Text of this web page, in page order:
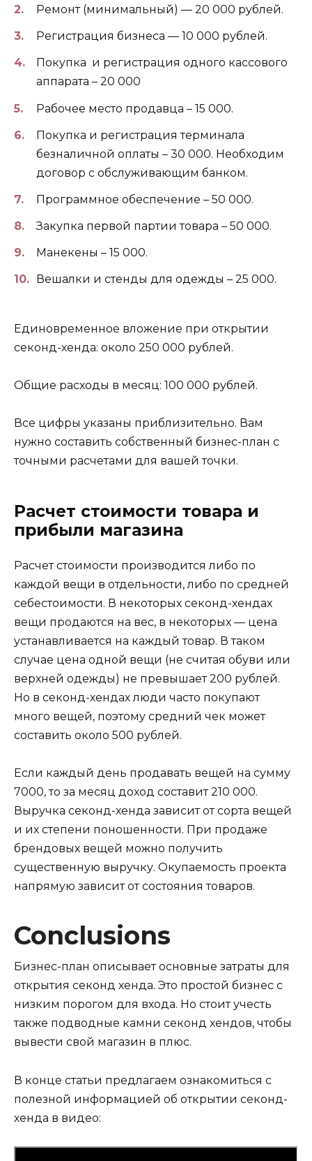
Ремонт (минимальный) — 20 000 рублей.
Регистрация бизнеса — 10 000 рублей.
Покупка и регистрация одного кассового
аппарата – 20 000
Рабочее место продавца – 15 000.
Покупка и регистрация терминала
безналичной оплаты – 30 000. Необходим
договор с обслуживающим банком.
Программное обеспечение – 50 000.
Закупка первой партии товара – 50 000.
Манекены – 15 000.
Вешалки и стенды для одежды – 25 000.
Единовременное вложение при открытии
секонд-хенда: около 250 000 рублей.
Общие расходы в месяц: 100 000 рублей.
Все цифры указаны приблизительно. Вам
нужно составить собственный бизнес-план с
точными расчетами для вашей точки.
Расчет стоимости товара и
прибыли магазина
Расчет стоимости производится либо по
каждой вещи в отдельности, либо по средней
себестоимости. В некоторых секонд-хендах
вещи продаются на вес, в некоторых — цена
устанавливается на каждый товар. В таком
случае цена одной вещи (не считая обуви или
верхней одежды) не превышает 200 рублей.
Но в секонд-хендах люди часто покупают
много вещей, поэтому средний чек может
составить около 500 рублей.
Если каждый день продавать вещей на сумму
7000, то за месяц доход составит 210 000.
Выручка секонд-хенда зависит от сорта вещей
и их степени поношенности. При продаже
брендовых вещей можно получить
существенную выручку. Окупаемость проекта
напрямую зависит от состояния товаров.
Conclusions
Бизнес-план описывает основные затраты для
открытия секонд хенда. Это простой бизнес с
низким порогом для входа. Но стоит учесть
также подводные камни секонд хендов, чтобы
вывести свой магазин в плюс.
В конце статьи предлагаем ознакомиться с
полезной информацией об открытии секонд-
хенда в видео: